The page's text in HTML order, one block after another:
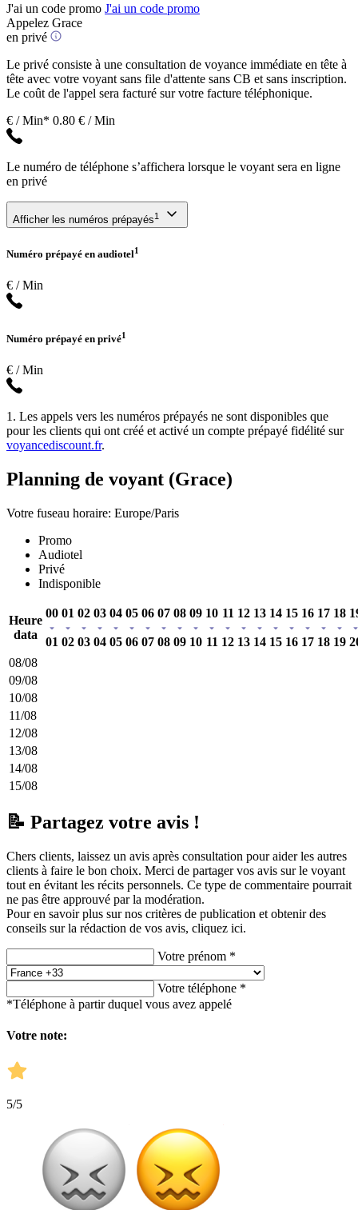
J'ai un code promo J'ai un code promo
Appelez Grace
en privé
Le privé consiste à une consultation de voyance immédiate en tête à
tête avec votre voyant sans file d'attente sans CB et sans inscription.
Le coût de l'appel sera facturé sur votre facture téléphonique.
€ / Min* 0.80 € / Min
Le numéro de téléphone s’affichera lorsque le voyant sera en ligne
en privé
Afficher les numéros prépayés1
Numéro prépayé en audiotel1
€ / Min
Numéro prépayé en privé1
€ / Min
1. Les appels vers les numéros prépayés ne sont disponibles que
pour les clients qui ont créé et activé un compte prépayé fidélité sur
voyancediscount.fr.
Planning de voyant (Grace)
Votre fuseau horaire: Europe/Paris
Promo
Audiotel
Privé
Indisponible
Heure
data
00
01
01
02
02
03
03
04
04
05
05
06
06
07
07
08
08
09
09
10
10
11
11
12
12
13
13
14
14
15
15
16
16
17
17
18
18
19
08/08
09/08
10/08
11/08
12/08
13/08
14/08
15/08
📝 Partagez votre avis !
Chers clients, laissez un avis après consultation pour aider les autres
clients à faire le bon choix. Merci de partager vos avis sur le voyant
tout en évitant les récits personnels. Ce type de commentaire pourrait
ne pas être approuvé par la modération.
Pour en savoir plus sur nos critères de publication et obtenir des
conseils sur la rédaction de vos avis, cliquez ici.
Votre prénom *
Votre téléphone *
*Téléphone à partir duquel vous avez appelé
Votre note:
5/5